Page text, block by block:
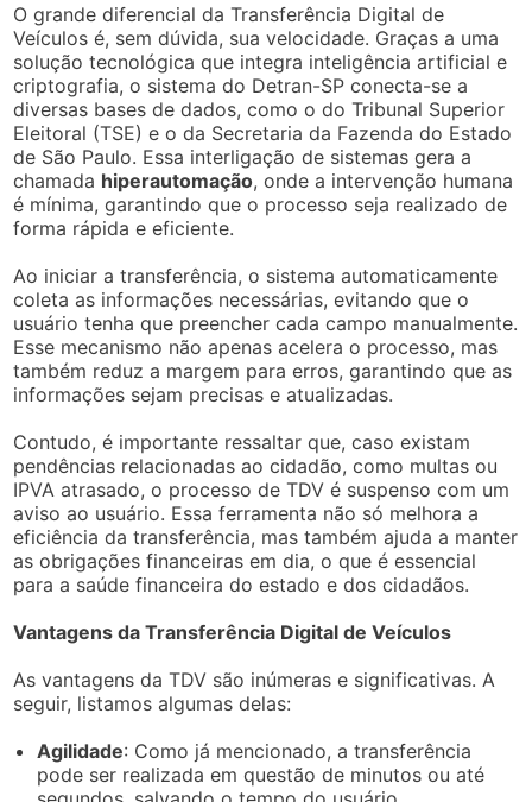
O grande diferencial da Transferência Digital de
Veículos é, sem dúvida, sua velocidade. Graças a uma
solução tecnológica que integra inteligência artificial e
criptografia, o sistema do Detran-SP conecta-se a
diversas bases de dados, como o do Tribunal Superior
Eleitoral (TSE) e o da Secretaria da Fazenda do Estado
de São Paulo. Essa interligação de sistemas gera a
chamada hiperautomação, onde a intervenção humana
é mínima, garantindo que o processo seja realizado de
forma rápida e eficiente.
Ao iniciar a transferência, o sistema automaticamente
coleta as informações necessárias, evitando que o
usuário tenha que preencher cada campo manualmente.
Esse mecanismo não apenas acelera o processo, mas
também reduz a margem para erros, garantindo que as
informações sejam precisas e atualizadas.
Contudo, é importante ressaltar que, caso existam
pendências relacionadas ao cidadão, como multas ou
IPVA atrasado, o processo de TDV é suspenso com um
aviso ao usuário. Essa ferramenta não só melhora a
eficiência da transferência, mas também ajuda a manter
as obrigações financeiras em dia, o que é essencial
para a saúde financeira do estado e dos cidadãos.
Vantagens da Transferência Digital de Veículos
As vantagens da TDV são inúmeras e significativas. A
seguir, listamos algumas delas:
Agilidade: Como já mencionado, a transferência
pode ser realizada em questão de minutos ou até